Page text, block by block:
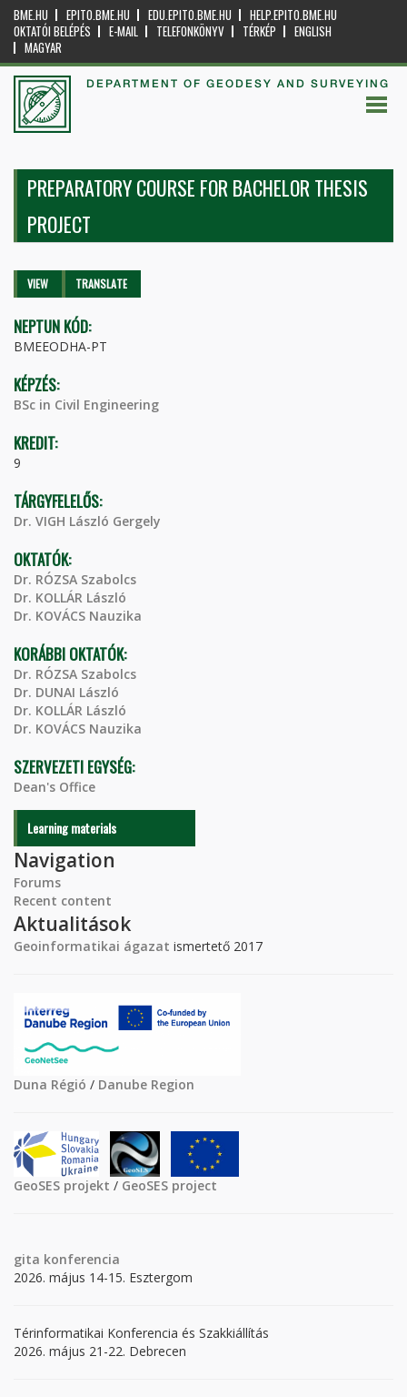
BME.HU EPITO.BME.HU EDU.EPITO.BME.HU
HELP.EPITO.BME.HU
OKTATÓI BELÉPÉS
E-MAIL TELEFONKÖNYV TÉRKÉP
ENGLISH
MAGYAR
DEPARTMENT OF GEODESY AND SURVEYING
PREPARATORY COURSE FOR BACHELOR THESIS
PROJECT
Primary tabs
VIEW (ACTIVETRANSLATE
NEPTUN KÓD:
BMEEODHA-PT
KÉPZÉS:
BSc in Civil Engineering
KREDIT:
9
TÁRGYFELELŐS:
Dr. VIGH László Gergely
OKTATÓK:
Dr. RÓZSA Szabolcs
Dr. KOLLÁR László
Dr. KOVÁCS Nauzika
KORÁBBI OKTATÓK:
Dr. RÓZSA Szabolcs
Dr. DUNAI László
Dr. KOLLÁR László
Dr. KOVÁCS Nauzika
SZERVEZETI EGYSÉG:
Dean's Office
Learning materials
Navigation
Forums
Recent content
Aktualitások
Geoinformatikai ágazat ismertető 2017
Duna Régió / Danube Region
GeoSES projekt / GeoSES project
gita konferencia
2026. május 14-15. Esztergom
Térinformatikai Konferencia és Szakkiállítás
2026. május 21-22. Debrecen